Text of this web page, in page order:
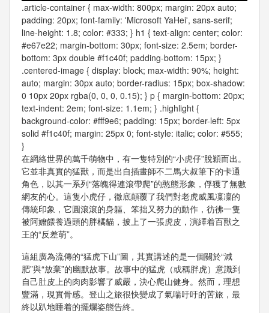
.article-container { max-width: 800px; margin: 20px auto;
padding: 20px; font-family: 'Microsoft YaHei', sans-serif;
line-height: 1.8; color: #333; } h1 { text-align: center; color:
#e67e22; margin-bottom: 30px; font-size: 2.5em; border-
bottom: 3px double #f1c40f; padding-bottom: 15px; }
.centered-image { display: block; max-width: 90%; height:
auto; margin: 30px auto; border-radius: 15px; box-shadow:
0 10px 20px rgba(0, 0, 0, 0.15); } p { margin-bottom: 20px;
text-indent: 2em; font-size: 1.1em; } .highlight {
background-color: #fff9e6; padding: 15px; border-left: 5px
solid #f1c40f; margin: 25px 0; font-style: italic; color: #555;
}
在網絡世界的萬千萌物中，有一隻特別的“小虎仔”脫穎而出。
它並非真實的猛獸，而是出自插畫師不二馬大叔筆下的卡通
角色，以其一系列“落魄得連滾帶爬”的憨態形象，俘獲了無數
網友的心。這隻小虎仔，徹底顛覆了我們對老虎威風凜凜的
傳統印象，它圓滾滾的身軀、笨拙又努力的動作，彷彿一隻
被阿嬤餵養過頭的胖橘貓，披上了一張虎皮，演繹着百獸之
王的“反差萌”。
這組廣為流傳的“猛虎下山”圖，其實講述的是一個關於“減
肥”與“放棄”的幽默故事。故事中的猛虎（或稱胖虎）意識到
自己肚皮上的肉肉影響了威嚴，決心爬山健身。然而，理想
豐滿，現實骨感。登山之旅很快變成了氣喘吁吁的苦旅，最
終以趴地睡着的擺爛姿態告終。